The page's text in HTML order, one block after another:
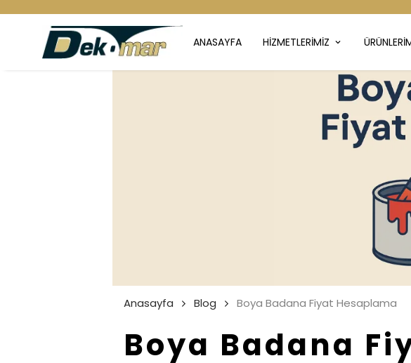
ANASAYFA HİZMETLERİMİZ
Anasayfa Blog Boya Badana Fiyat Hesaplama
Boya Badana